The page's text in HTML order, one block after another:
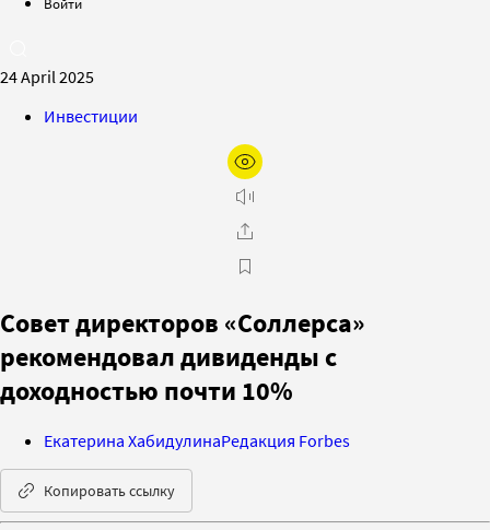
Войти
24 April 2025
Инвестиции
Совет директоров «Соллерса»
рекомендовал дивиденды с
доходностью почти 10%
Екатерина ХабидулинаРедакция Forbes
Копировать ссылку